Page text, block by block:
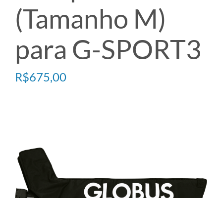
TECARTERAPIA
ULTRASOM
ACESSÓRIOS
(Tamanho M)
para G-SPORT3
R$675,00